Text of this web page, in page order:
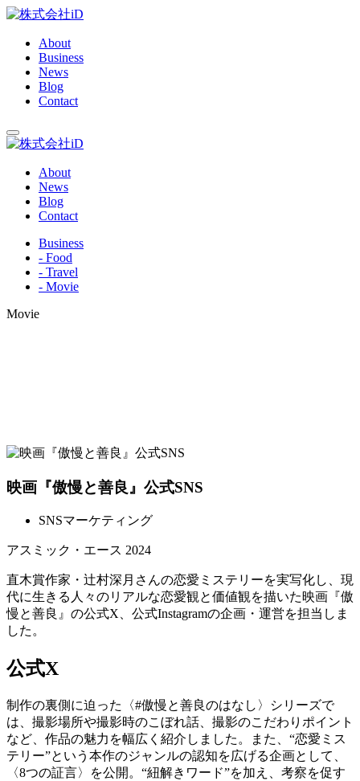
About
Business
News
Blog
Contact
About
News
Blog
Contact
Business
- Food
- Travel
- Movie
Movie
映画『傲慢と善良』公式SNS
SNSマーケティング
アスミック・エース 2024
直木賞作家・辻村深月さんの恋愛ミステリーを実写化し、現
代に生きる人々のリアルな恋愛観と価値観を描いた映画『傲
慢と善良』の公式X、公式Instagramの企画・運営を担当しま
した。
公式X
制作の裏側に迫った〈#傲慢と善良のはなし〉シリーズで
は、撮影場所や撮影時のこぼれ話、撮影のこだわりポイント
など、作品の魅力を幅広く紹介しました。また、“恋愛ミス
テリー”という本作のジャンルの認知を広げる企画として、
〈8つの証言〉を公開。“紐解きワード”を加え、考察を促す